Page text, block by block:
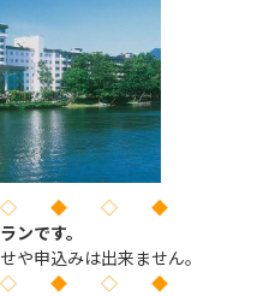
◆ ◇ ◆
ンです。
や申込みは出来ません。
◆ ◇ ◆